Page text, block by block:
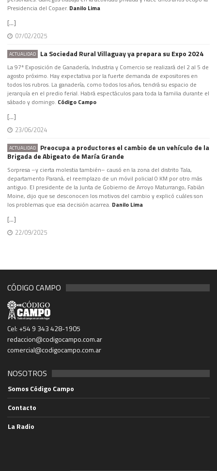
Presidencia del Copaer. Danilo Lima
[...]
07/02/2025
ACTUALIDAD La Sociedad Rural Villaguay ya prepara su Expo 2024
La 97ª Exposición de Ganadería, Industria y Comercio se realizará del 2 al 5 de
agosto próximo. Hay expectativa por la fuerte demanda de expositores en
todos los rubros. La ganadería, como todos los años, tendrá su espacio de
jerarquía en el predio ferial. Habrá espectáculos para toda la familia durante el
sábado y domingo. Código Campo
[...]
23/06/2024
ACTUALIDAD
Preocupa a productores el cambio de un vehículo de la
Brigada de Abigeato de María Grande
Sorpresa –y cierta molestia también– causó en la zona del distrito Tala,
departamento Paraná, el reemplazo de un móvil policial 0 KM por otro más
antiguo. El presidente de la Junta de Gobierno de Arroyo Maturrango, Fabián
Moine, dijo que se desconocen los motivos del cambio y explicó cuáles son
los problemas que esa decisión acarrea. Danilo Lima
[...]
22/09/2025
CÓDIGO CAMPO
Cel: +54 9 343 428-1905
redaccion@codigocampo.com.ar
comercial@codigocampo.com.ar
NOSOTROS
Somos Código Campo
Contacto
La Radio